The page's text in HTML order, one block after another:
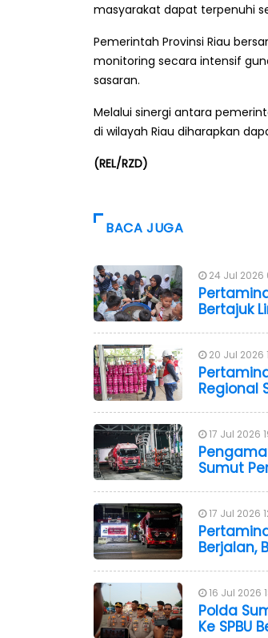
masyarakat dapat terpenuhi
Pemerintah Provinsi Riau
monitoring secara intensif
sasaran.
Melalui sinergi antara
di wilayah Riau diharapkan
(REL/RZD)
BACA JUGA
24 Jul 2026
Bertajuk
20 Jul 2026
Regional
17 Jul 2026
Sumut
17 Jul 2026
Berjalan,
16 Jul 2026
Polda
Ke SPBU